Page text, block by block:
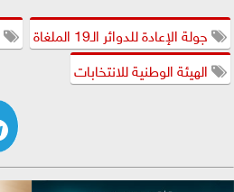
جولة الإعادة للدوائر الـ19 الملغاة
الهيئة الوطنية للانتخابات